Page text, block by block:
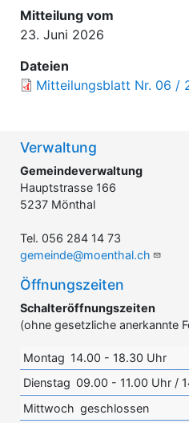
Mitteilung vom
23. Juni 2026
Dateien
Mitteilungsblatt Nr. 06 /
Verwaltung
Gemeindeverwaltung
Hauptstrasse 166
5237 Mönthal
Tel. 056 284 14 73
gemeinde@moenthal.ch
Öffnungszeiten
Schalteröffnungszeiten
(ohne gesetzliche anerkannte
Montag 14.00 - 18.30 Uhr
Dienstag 09.00 - 11.00 Uhr /
Mittwoch geschlossen